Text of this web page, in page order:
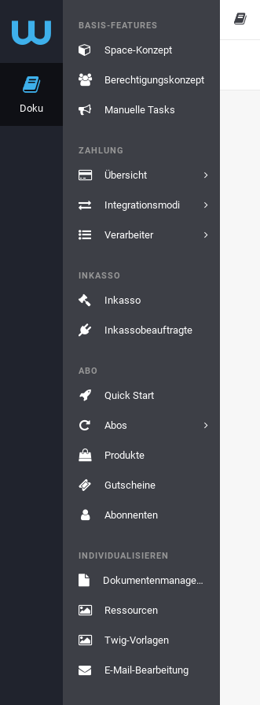
Doku
BASIS-FEATURES
Space-Konzept
Berechtigungskonzept
Manuelle Tasks
ZAHLUNG
Übersicht
Integrationsmodi
Verarbeiter
INKASSO
Inkasso
Inkassobeauftragte
ABO
Quick Start
Abos
Produkte
Gutscheine
Abonnenten
INDIVIDUALISIEREN
Dokumentenmanagement
Ressourcen
Twig-Vorlagen
E-Mail-Bearbeitung